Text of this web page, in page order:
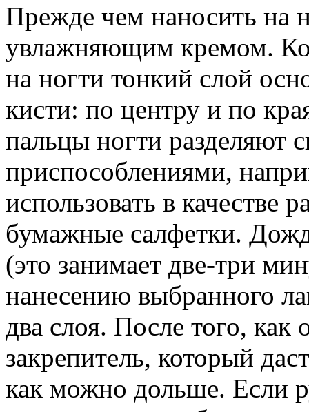
Прежде чем наносить на
увлажняющим кремом.
на ногти тонкий слой
кисти: по центру и по
пальцы ногти разделяют
приспособлениями,
использовать в качестве
бумажные салфетки.
(это занимает две-три
нанесению выбранного
два слоя. После того, как
закрепитель, который
как можно дольше. Если